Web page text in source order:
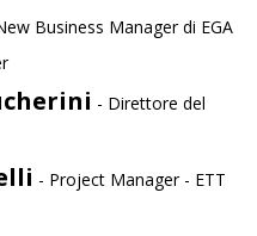
Business Manager di EGA
- Direttore del
- Project Manager - ETT